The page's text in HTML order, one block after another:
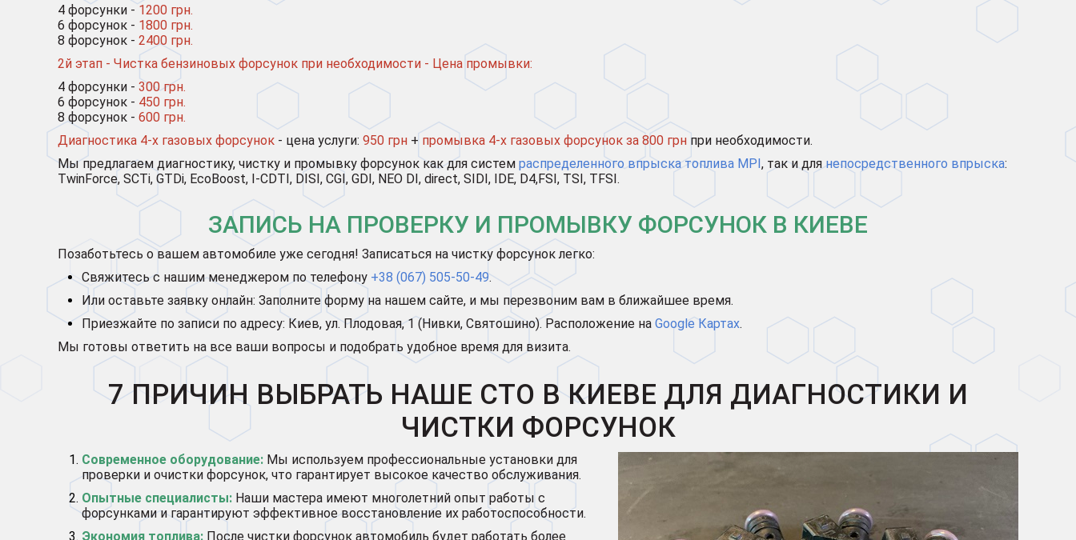
4 форсунки - 1200 грн.
6 форсунок - 1800 грн.
8 форсунок - 2400 грн.
2й этап - Чистка бензиновых форсунок при необходимости - Цена промывки:
4 форсунки - 300 грн.
6 форсунок - 450 грн.
8 форсунок - 600 грн.
Диагностика 4-х газовых форсунок - цена услуги: 950 грн + промывка 4-х газовых форсунок за 800 грн при необходимости.
Мы предлагаем диагностику, чистку и промывку форсунок как для систем распределенного впрыска топлива MPI , так и длянепосредственного впрыска:
TwinForce, SCTi, GTDi, EcoBoost, I-CDTI, DISI, CGI, GDI, NEO DI, direct, SIDI, IDE, D4,FSI, TSI, TFSI.
ЗАПИСЬ НА ПРОВЕРКУ И ПРОМЫВКУ ФОРСУНОК В КИЕВЕ
Позаботьтесь о вашем автомобиле уже сегодня! Записаться на чистку форсунок легко:
Свяжитесь с нашим менеджером по телефону +38 (067) 505-50-49.
Или оставьте заявку онлайн: Заполните форму на нашем сайте, и мы перезвоним вам в ближайшее время.
Приезжайте по записи по адресу: Киев, ул. Плодовая, 1 (Нивки, Святошино). Расположение на Google Картах.
Мы готовы ответить на все ваши вопросы и подобрать удобное время для визита.
7 ПРИЧИН ВЫБРАТЬ НАШЕ СТО В КИЕВЕ ДЛЯ ДИАГНОСТИКИ И
ЧИСТКИ ФОРСУНОК
Современное оборудование: Мы используем профессиональные установки для
проверки и очистки форсунок, что гарантирует высокое качество обслуживания.
Опытные специалисты: Наши мастера имеют многолетний опыт работы с
форсунками и гарантируют эффективное восстановление их работоспособности.
Экономия топлива: После чистки форсунок автомобиль будет работать более